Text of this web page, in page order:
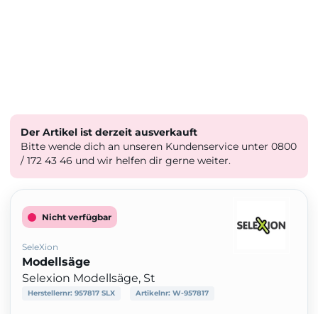
Der Artikel ist derzeit ausverkauft
Bitte wende dich an unseren Kundenservice unter 0800
/ 172 43 46 und wir helfen dir gerne weiter.
Nicht verfügbar
SeleXion
Modellsäge
Selexion Modellsäge, St
Herstellernr: 957817 SLX Artikelnr: W-957817